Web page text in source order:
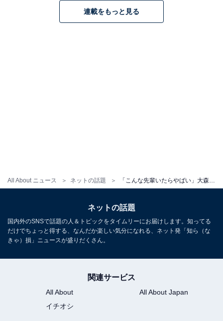
All About ニュース ネットの話題 「こんな先輩いたらやばい」大森元貴、会社員風スーツ姿にファン歓喜！ 「上司になって貰えますか？」
連載をもっと見る
ネットの話題
国内外のSNSで話題の人＆トピックをタイムリーにお届けします。知ってる
だけでちょっと得する、なんだか楽しい気分になれる、ネット発「知ら（な
きゃ）損」ニュースが盛りだくさん。
関連サービス
All About
All About Japan
イチオシ